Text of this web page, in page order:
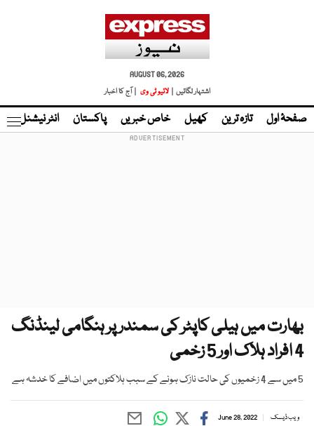
AUGUST 06, 2026
اشتہار لگائیں |
لائیو ٹی وی | آج کا اخبار
صفحۂ اول تازہ ترین کھیل خاص خبریں پاکستان انٹر نیشنل
بھارت میں ہیلی کاپٹر کی سمندر پر ہنگامی لینڈنگ
4 افراد ہلاک اور 5 زخمی
5 میں سے 4 زخمیوں کی حالت نازک ہونے کے سبب ہلاکتوں میں اضافے کا خدشہ ہے
ویب ڈیسک June 28, 2022